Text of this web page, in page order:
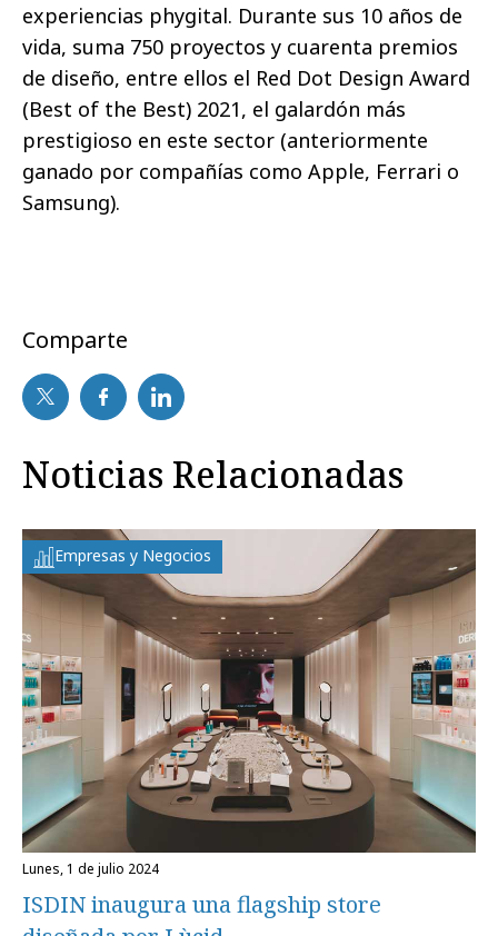
experiencias phygital. Durante sus 10 años de
vida, suma 750 proyectos y cuarenta premios
de diseño, entre ellos el Red Dot Design Award
(Best of the Best) 2021, el galardón más
prestigioso en este sector (anteriormente
ganado por compañías como Apple, Ferrari o
Samsung).
Comparte
Noticias Relacionadas
Empresas y Negocios
lunes, 1 de julio 2024
ISDIN inaugura una flagship store